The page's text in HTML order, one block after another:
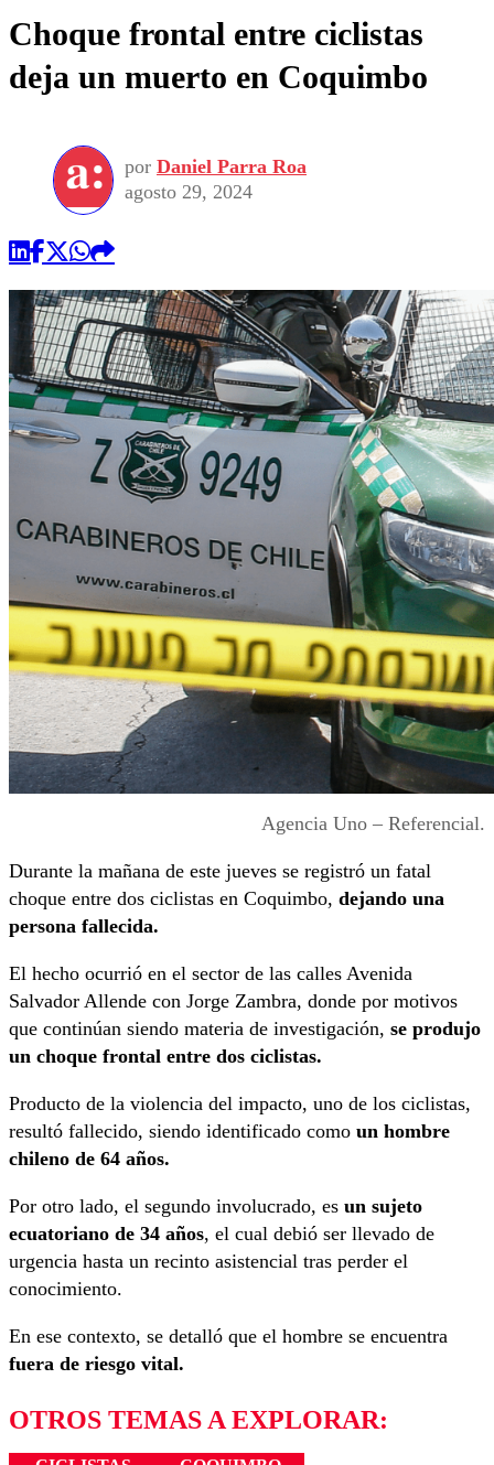
Choque frontal entre ciclistas
deja un muerto en Coquimbo
por Daniel Parra Roa
agosto 29, 2024
Agencia Uno – Referencial.
Durante la mañana de este jueves se registró un fatal
choque entre dos ciclistas en Coquimbo, dejando una
persona fallecida.
El hecho ocurrió en el sector de las calles Avenida
Salvador Allende con Jorge Zambra, donde por motivos
que continúan siendo materia de investigación, se produjo
un choque frontal entre dos ciclistas.
Producto de la violencia del impacto, uno de los ciclistas,
resultó fallecido, siendo identificado como un hombre
chileno de 64 años.
Por otro lado, el segundo involucrado, es un sujeto
ecuatoriano de 34 años, el cual debió ser llevado de
urgencia hasta un recinto asistencial tras perder el
conocimiento.
En ese contexto, se detalló que el hombre se encuentra
fuera de riesgo vital.
OTROS TEMAS A EXPLORAR: